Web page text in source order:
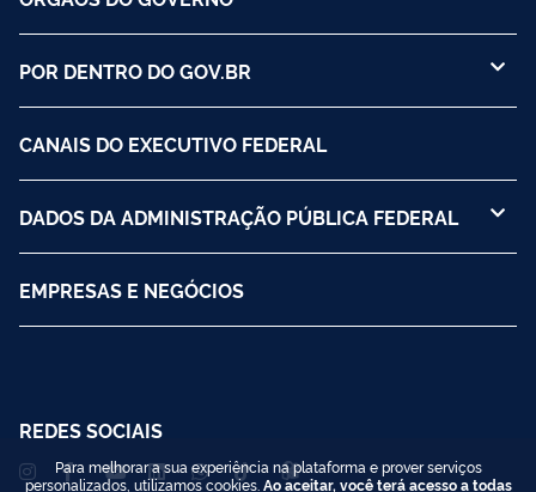
POR DENTRO DO GOV.BR
CANAIS DO EXECUTIVO FEDERAL
DADOS DA ADMINISTRAÇÃO PÚBLICA FEDERAL
EMPRESAS E NEGÓCIOS
REDES SOCIAIS
Para melhorar a sua experiência na plataforma e prover serviços
personalizados, utilizamos cookies. Ao aceitar, você terá acesso a todas